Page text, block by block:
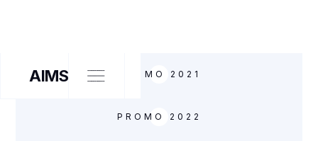
AIMS PROMO 2021
PROMO 2022